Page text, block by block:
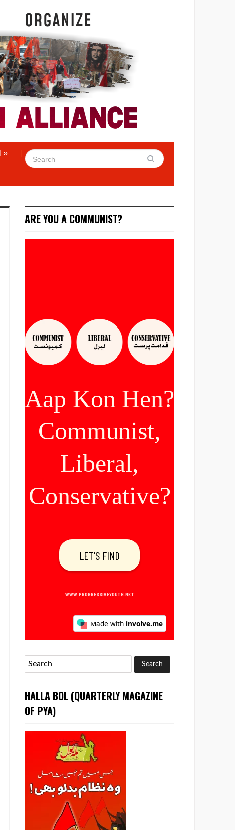
»
ARE YOU A COMMUNIST?
HALLA BOL (QUARTERLY MAGAZINE
OF PYA)